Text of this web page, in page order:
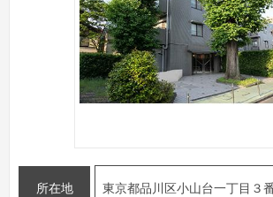
所在地 東京都品川区小山台一丁目３